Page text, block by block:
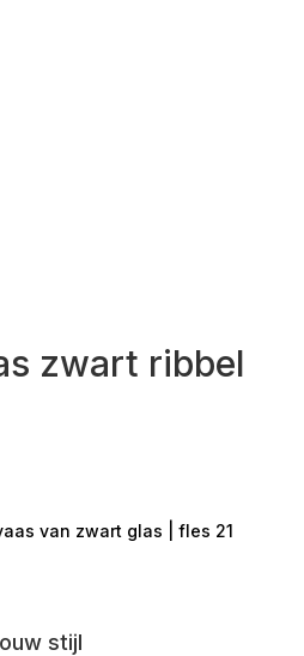
zwart ribbel
van zwart glas | fles 21
stijl